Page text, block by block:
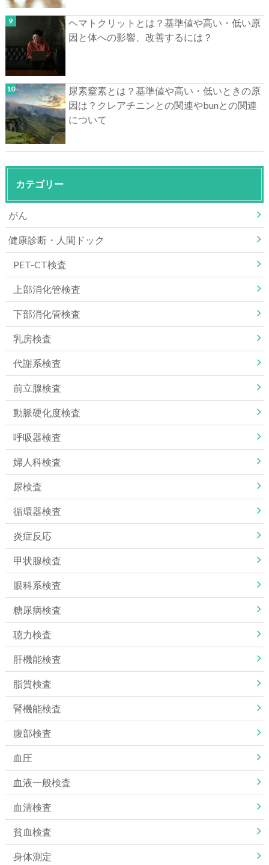
ヘマトクリットとは？基準値や高い・低い原
因と体への影響、改善するには？
尿素窒素とは？基準値や高い・低いときの原
因は？クレアチニンとの関連やbunとの関連
について
カテゴリー
がん
健康診断・人間ドック
PET-CT検査
上部消化管検査
下部消化管検査
乳房検査
代謝系検査
前立腺検査
動脈硬化度検査
呼吸器検査
婦人科検査
尿検査
循環器検査
炎症反応
甲状腺検査
眼科系検査
糖尿病検査
聴力検査
肝機能検査
脂質検査
腎機能検査
腹部検査
血圧
血液一般検査
血清検査
貧血検査
身体測定